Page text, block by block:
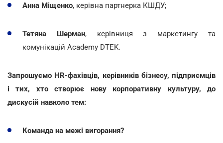
Анна Міщенко, керівна партнерка КШДУ;
Тетяна Шерман, керівниця з маркетингу та
комунікацій Academy DTEK.
Запрошуємо HR-фахівців, керівників бізнесу, підприємців
і тих, хто створює нову корпоративну культуру, до
дискусій навколо тем:
Команда на межі вигорання?